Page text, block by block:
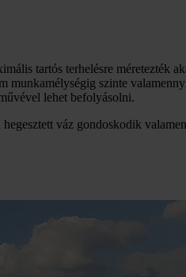
tartós terhelésre méretezték
munkamélységig szinte
lehet befolyásolni.
váz gondoskodik